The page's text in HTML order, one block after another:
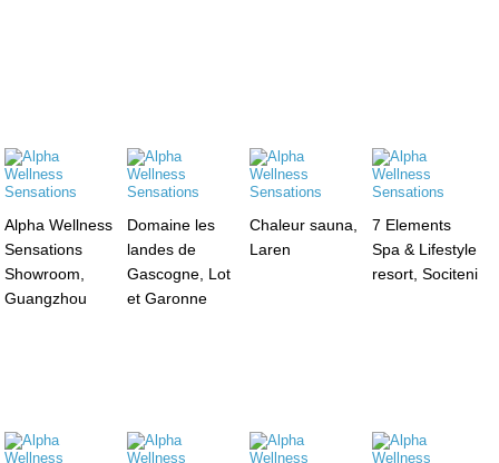
Alpha Wellness
Sensations
Showroom,
Guangzhou
Domaine les
landes de
Gascogne, Lot
et Garonne
Chaleur sauna,
Laren
7 Elements
Spa & Lifestyle
resort, Sociteni